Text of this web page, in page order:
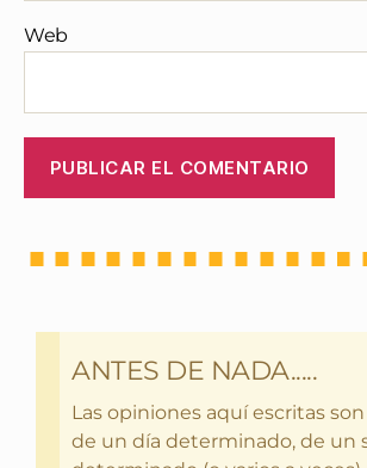
Web
ANTES DE NADA.....
Las opiniones aquí escritas
de un día determinado, de un